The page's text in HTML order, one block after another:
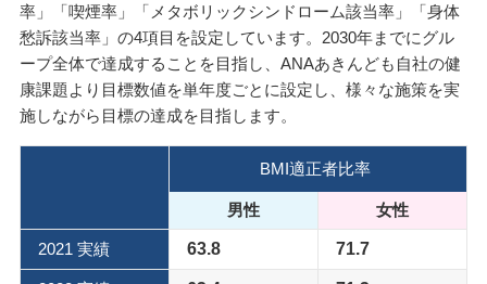
率」「喫煙率」「メタボリックシンドローム該当率」「身体
愁訴該当率」の4項目を設定しています。2030年までにグル
ープ全体で達成することを目指し、ANAあきんども自社の健
康課題より目標数値を単年度ごとに設定し、様々な施策を実
施しながら目標の達成を目指します。
BMI適正者比率
男性 女性
2021 実績 63.8 71.7